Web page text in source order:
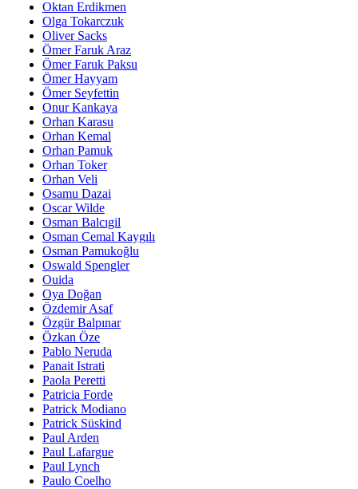
Oktan Erdikmen
Olga Tokarczuk
Oliver Sacks
Ömer Faruk Araz
Ömer Faruk Paksu
Ömer Hayyam
Ömer Seyfettin
Onur Kankaya
Orhan Karasu
Orhan Kemal
Orhan Pamuk
Orhan Toker
Orhan Veli
Osamu Dazai
Oscar Wilde
Osman Balcıgil
Osman Cemal Kaygılı
Osman Pamukoğlu
Oswald Spengler
Ouida
Oya Doğan
Özdemir Asaf
Özgür Balpınar
Özkan Öze
Pablo Neruda
Panait Istrati
Paola Peretti
Patricia Forde
Patrick Modiano
Patrick Süskind
Paul Arden
Paul Lafargue
Paul Lynch
Paulo Coelho